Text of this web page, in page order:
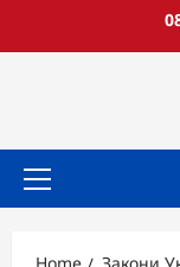
Primary